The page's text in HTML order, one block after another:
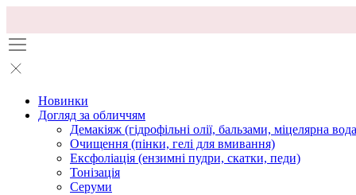
Новинки
Догляд за обличчям
Демакіяж (гідрофільні олії, бальзами, міцелярна
Очищення (пінки, гелі для вмивання)
Ексфоліація (ензимні пудри, скатки, педи)
Тонізація
Серуми